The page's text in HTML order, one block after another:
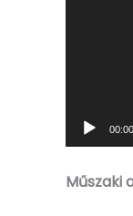
00:00
Műszaki